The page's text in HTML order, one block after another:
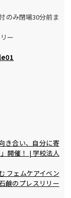
のみ閉場30分前ま
ー
き合い、自分に寄
開催！ | 学校法人
フェムケアイベン
鹸のプレスリリー